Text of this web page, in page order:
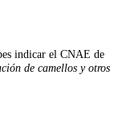
indicar el CNAE de
de camellos y otros